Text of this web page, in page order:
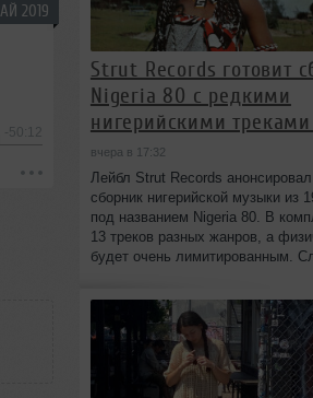
2019
-50:12
Strut Records готовит
Nigeria 80 с редкими
нигерийскими
вчера в 17:32
Лейбл Strut Records
сборник нигерийской музыки из
под названием Nigeria 80. В
13 треков разных жанров, а
будет очень лимитированным.